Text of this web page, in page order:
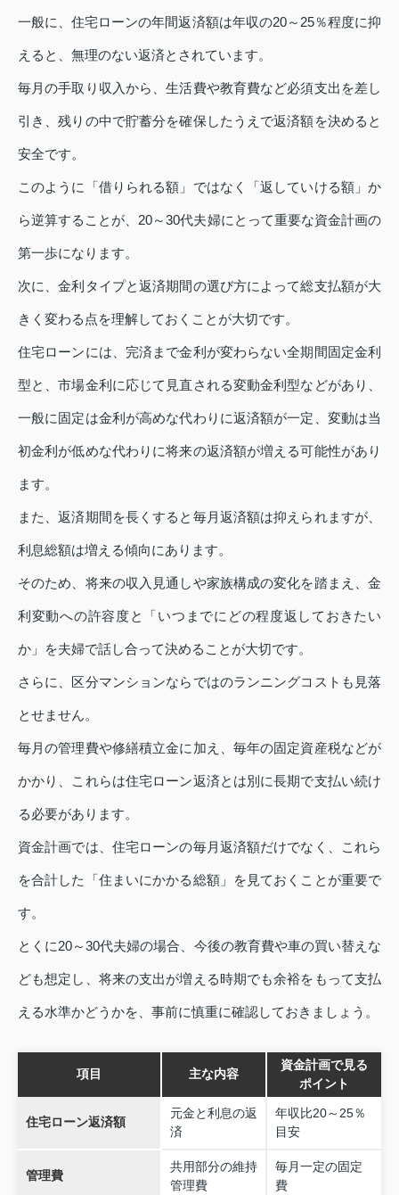
一般に、住宅ローンの年間返済額は年収の20～25％程度に抑
えると、無理のない返済とされています。
毎月の手取り収入から、生活費や教育費など必須支出を差し
引き、残りの中で貯蓄分を確保したうえで返済額を決めると
安全です。
このように「借りられる額」ではなく「返していける額」か
ら逆算することが、20～30代夫婦にとって重要な資金計画の
第一歩になります。
次に、金利タイプと返済期間の選び方によって総支払額が大
きく変わる点を理解しておくことが大切です。
住宅ローンには、完済まで金利が変わらない全期間固定金利
型と、市場金利に応じて見直される変動金利型などがあり、
一般に固定は金利が高めな代わりに返済額が一定、変動は当
初金利が低めな代わりに将来の返済額が増える可能性があり
ます。
また、返済期間を長くすると毎月返済額は抑えられますが、
利息総額は増える傾向にあります。
そのため、将来の収入見通しや家族構成の変化を踏まえ、金
利変動への許容度と「いつまでにどの程度返しておきたい
か」を夫婦で話し合って決めることが大切です。
さらに、区分マンションならではのランニングコストも見落
とせません。
毎月の管理費や修繕積立金に加え、毎年の固定資産税などが
かかり、これらは住宅ローン返済とは別に長期で支払い続け
る必要があります。
資金計画では、住宅ローンの毎月返済額だけでなく、これら
を合計した「住まいにかかる総額」を見ておくことが重要で
す。
とくに20～30代夫婦の場合、今後の教育費や車の買い替えな
ども想定し、将来の支出が増える時期でも余裕をもって支払
える水準かどうかを、事前に慎重に確認しておきましょう。
項目 主な内容
資金計画で見る
ポイント
住宅ローン返済額
元金と利息の返
済
年収比20～25％
目安
管理費
共用部分の維持
管理費
毎月一定の固定
費